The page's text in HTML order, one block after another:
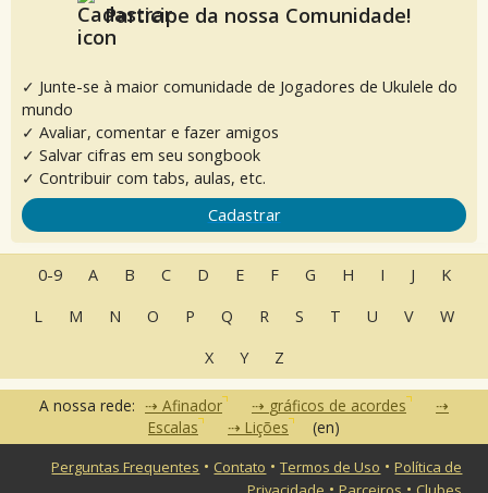
Participe da nossa Comunidade!
✓ Junte-se à maior comunidade de Jogadores de Ukulele do
mundo
✓ Avaliar, comentar e fazer amigos
✓ Salvar cifras em seu songbook
✓ Contribuir com tabs, aulas, etc.
Cadastrar
0-9 A B C D E F G H I J
K
L
M N O P Q R S T U V
W
X
Y Z
A nossa rede: Afinador
gráficos de acordes
Escalas
Lições (en)
Perguntas Frequentes • Contato •Termos de Uso •Política de